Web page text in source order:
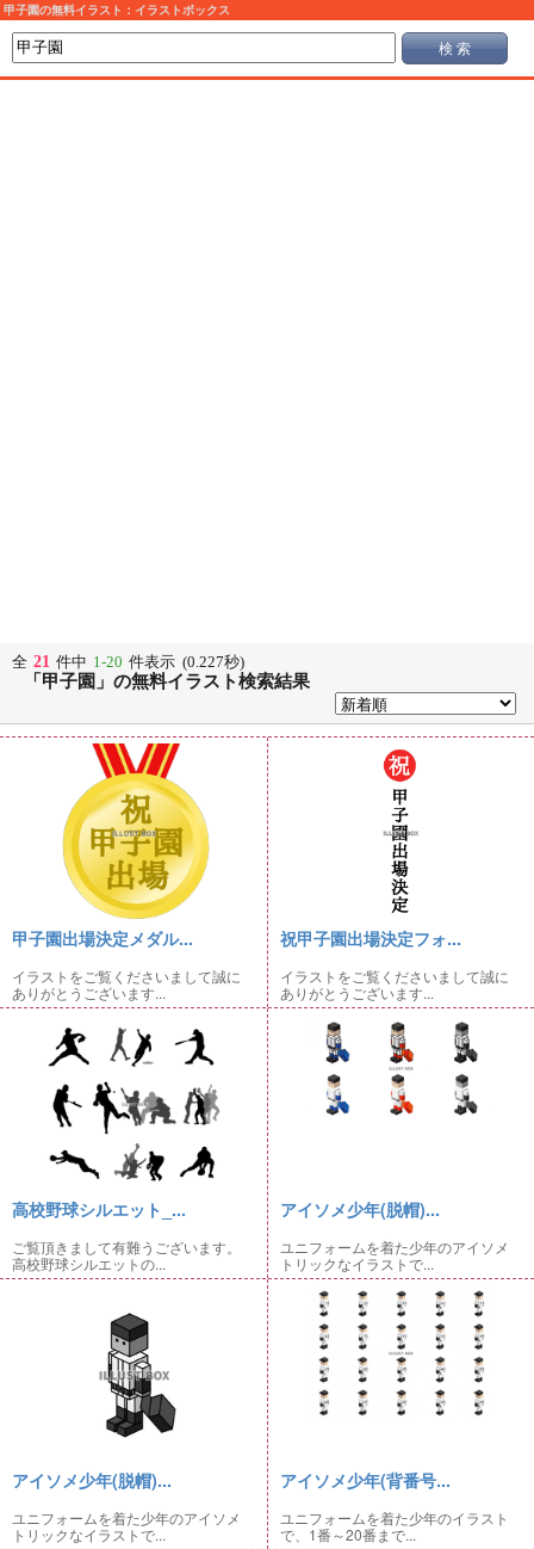
甲子園の無料イラスト：イラストボックス
検 索
全 21 件中 1-20 件表示 (0.227秒)
「甲子園」の無料イラスト検索結果
甲子園出場決定メダル...
イラストをご覧くださいまして誠に
ありがとうございます...
祝甲子園出場決定フォ...
イラストをご覧くださいまして誠に
ありがとうございます...
高校野球シルエット_...
ご覧頂きまして有難うございます。
高校野球シルエットの...
アイソメ少年(脱帽)...
ユニフォームを着た少年のアイソメ
トリックなイラストで...
アイソメ少年(脱帽)...
ユニフォームを着た少年のアイソメ
トリックなイラストで...
アイソメ少年(背番号...
ユニフォームを着た少年のイラスト
で、1番～20番まで...